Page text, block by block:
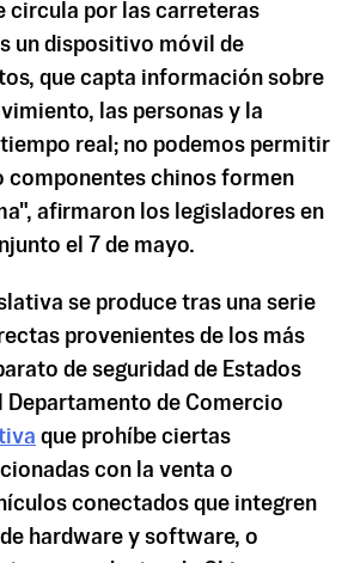
circula por las carreteras
un dispositivo móvil de
que capta información sobre
las personas y la
real; no podemos permitir
componentes chinos formen
afirmaron los legisladores en
el 7 de mayo.
se produce tras una serie
provenientes de los más
de seguridad de Estados
Departamento de Comercio
que prohíbe ciertas
con la venta o
conectados que integren
hardware y software, o